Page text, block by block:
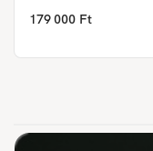
179 000 Ft